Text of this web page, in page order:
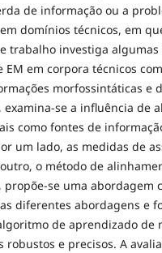
de informação ou a
domínios técnicos, em
trabalho investiga
EM em corpora técnicos
morfossintáticas e
examina-se a influência de
como fontes de
um lado, as medidas de
o método de
propõe-se uma abordagem
diferentes abordagens e
de aprendizado de
robustos e precisos. A